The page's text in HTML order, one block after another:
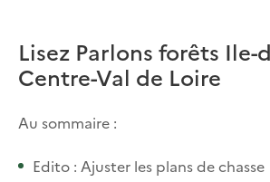
Lisez Parlons forêts Ile-
Centre-Val de Loire
Au sommaire :
Edito : Ajuster les plans de chasse